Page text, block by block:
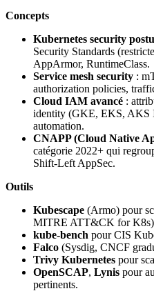
Concepts
Kubernetes security
Security Standards
AppArmor, RuntimeClass.
Service mesh security :
authorization policies,
Cloud IAM avancé :
identity (GKE, EKS, AKS
automation.
CNAPP (Cloud Native
catégorie 2022+ qui
Shift-Left AppSec.
Outils
Kubescape (Armo) pour
MITRE ATT&CK for
kube-bench pour CIS
Falco (Sysdig, CNCF
Trivy Kubernetes pour
OpenSCAP, Lynis pour
pertinents.